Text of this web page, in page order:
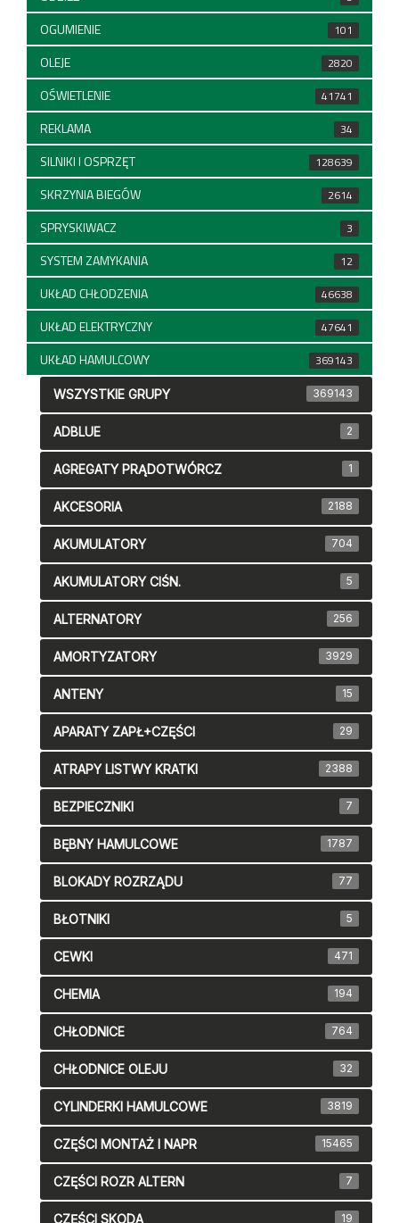
OGUMIENIE 101
OLEJE 2820
OŚWIETLENIE 41741
REKLAMA 34
SILNIKI I OSPRZĘT 128639
SKRZYNIA BIEGÓW 2614
SPRYSKIWACZ 3
SYSTEM ZAMYKANIA 12
UKŁAD CHŁODZENIA 46638
UKŁAD ELEKTRYCZNY 47641
UKŁAD HAMULCOWY 369143
WSZYSTKIE GRUPY 369143
ADBLUE 2
AGREGATY PRĄDOTWÓRCZ 1
AKCESORIA 2188
AKUMULATORY 704
AKUMULATORY CIŚN. 5
ALTERNATORY 256
AMORTYZATORY 3929
ANTENY 15
APARATY ZAPŁ+CZĘŚCI 29
ATRAPY LISTWY KRATKI 2388
BEZPIECZNIKI 7
BĘBNY HAMULCOWE 1787
BLOKADY ROZRZĄDU 77
BŁOTNIKI 5
CEWKI 471
CHEMIA 194
CHŁODNICE 764
CHŁODNICE OLEJU 32
CYLINDERKI HAMULCOWE 3819
CZĘŚCI MONTAŻ I NAPR 15465
CZĘŚCI ROZR ALTERN 7
CZĘŚCI SKODA 19